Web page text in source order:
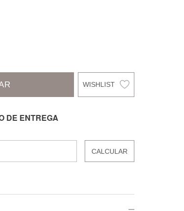
DE ENTREGA
CALCULAR